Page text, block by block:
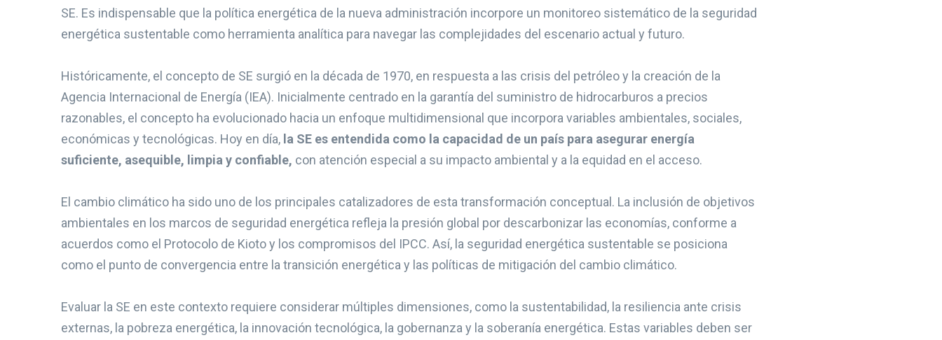
SE. Es indispensable que la política energética de la nueva administración incorpore un monitoreo sistemático de la seguridad
energética sustentable como herramienta analítica para navegar las complejidades del escenario actual y futuro.
Históricamente, el concepto de SE surgió en la década de 1970, en respuesta a las crisis del petróleo y la creación de la
Agencia Internacional de Energía (IEA). Inicialmente centrado en la garantía del suministro de hidrocarburos a precios
razonables, el concepto ha evolucionado hacia un enfoque multidimensional que incorpora variables ambientales, sociales,
económicas y tecnológicas. Hoy en día, la SE es entendida como la capacidad de un país para asegurar energía
suficiente, asequible, limpia y confiable, con atención especial a su impacto ambiental y a la equidad en el acceso.
El cambio climático ha sido uno de los principales catalizadores de esta transformación conceptual. La inclusión de objetivos
ambientales en los marcos de seguridad energética refleja la presión global por descarbonizar las economías, conforme a
acuerdos como el Protocolo de Kioto y los compromisos del IPCC. Así, la seguridad energética sustentable se posiciona
como el punto de convergencia entre la transición energética y las políticas de mitigación del cambio climático.
Evaluar la SE en este contexto requiere considerar múltiples dimensiones, como la sustentabilidad, la resiliencia ante crisis
externas, la pobreza energética, la innovación tecnológica, la gobernanza y la soberanía energética. Estas variables deben ser